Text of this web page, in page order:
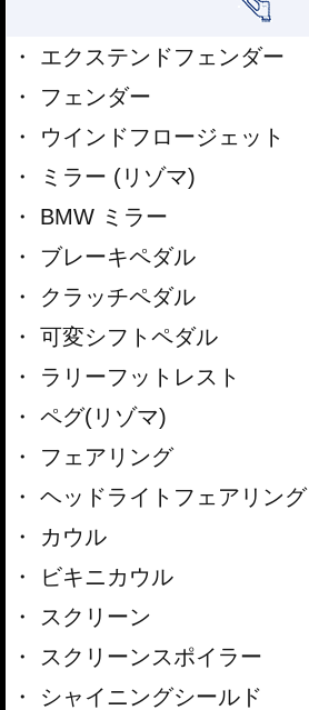
エクステンドフェンダー
フェンダー
ウインドフロージェット
ミラー (リゾマ)
BMW ミラー
ブレーキペダル
クラッチペダル
可変シフトペダル
ラリーフットレスト
ペグ(リゾマ)
フェアリング
ヘッドライトフェアリング
カウル
ビキニカウル
スクリーン
スクリーンスポイラー
シャイニングシールド